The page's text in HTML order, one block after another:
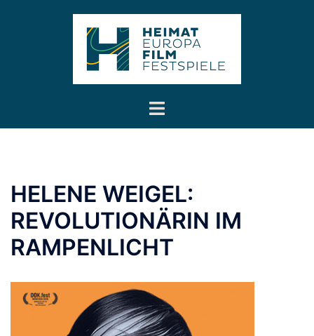
Menü
HELENE WEIGEL:
REVOLUTIONÄRIN IM
RAMPENLICHT